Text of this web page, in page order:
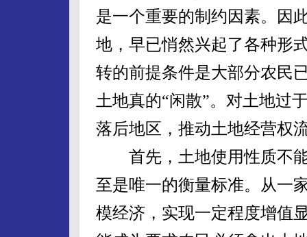
是一个重要的制约因素。因
地，早已悄然兴起了各种形
转的前提条件是大部分农民
土地真的“闲散”。对土地过
落后地区，推动土地经营权
首先，土地使用性质不能
至是唯一的衡量标准。从一
模经济，实现一定程度增值